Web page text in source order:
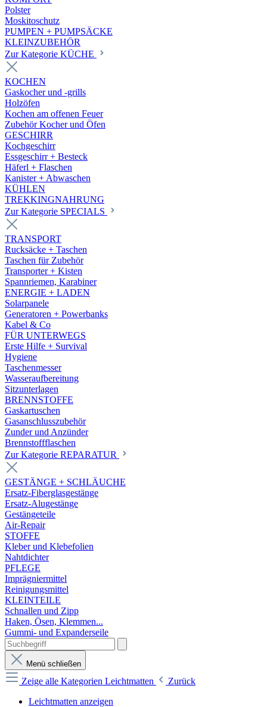
Polster
Moskitoschutz
PUMPEN + PUMPSÄCKE
KLEINZUBEHÖR
Zur Kategorie KÜCHE
KOCHEN
Gaskocher und -grills
Holzöfen
Kochen am offenen Feuer
Zubehör Kocher und Öfen
GESCHIRR
Kochgeschirr
Essgeschirr + Besteck
Häferl + Flaschen
Kanister + Abwaschen
KÜHLEN
TREKKINGNAHRUNG
Zur Kategorie SPECIALS
TRANSPORT
Rucksäcke + Taschen
Taschen für Zubehör
Transporter + Kisten
Spannriemen, Karabiner
ENERGIE + LADEN
Solarpanele
Generatoren + Powerbanks
Kabel & Co
FÜR UNTERWEGS
Erste Hilfe + Survival
Hygiene
Taschenmesser
Wasseraufbereitung
Sitzunterlagen
BRENNSTOFFE
Gaskartuschen
Gasanschlusszubehör
Zunder und Anzünder
Brennstoffflaschen
Zur Kategorie REPARATUR
GESTÄNGE + SCHLÄUCHE
Ersatz-Fiberglasgestänge
Ersatz-Alugestänge
Gestängeteile
Air-Repair
STOFFE
Kleber und Klebefolien
Nahtdichter
PFLEGE
Imprägniermittel
Reinigungsmittel
KLEINTEILE
Schnallen und Zipp
Haken, Ösen, Klemmen...
Gummi- und Expanderseile
Menü schließen
Zeige alle Kategorien Leichtmatten
Zurück
Leichtmatten anzeigen